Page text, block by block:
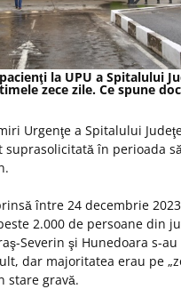
la UPU a Spitalului
zece zile. Ce spune
Urgenţe a Spitalului
suprasolicitată în perioada
între 24 decembrie
2.000 de persoane din
Severin şi Hunedoara s-
dar majoritatea erau pe
stare gravă.